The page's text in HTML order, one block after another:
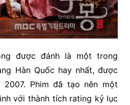
được đánh là một trong
Hàn Quốc hay nhất, được
Phim đã tạo nên một
với thành tích rating kỷ lục